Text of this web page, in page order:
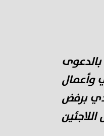
وأعمال
برفض